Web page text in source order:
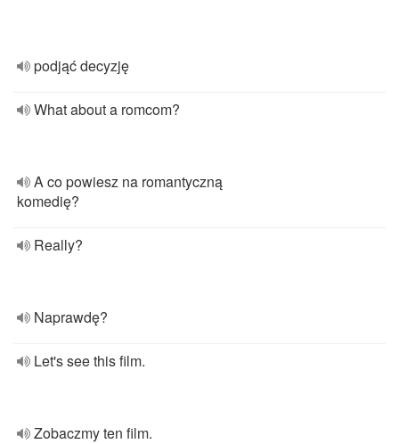
podjąć decyzję
What about a romcom?
A co powiesz na romantyczną
komedię?
Really?
Naprawdę?
Let's see this film.
Zobaczmy ten film.